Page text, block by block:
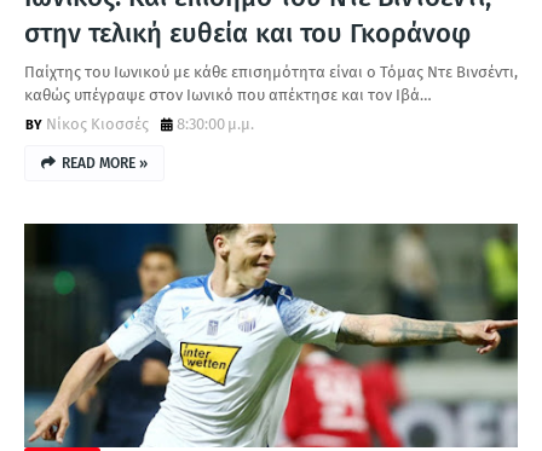
στην τελική ευθεία και του Γκοράνοφ
Παίχτης του Ιωνικού με κάθε επισημότητα είναι ο Τόμας Ντε Βινσέντι,
καθώς υπέγραψε στον Ιωνικό που απέκτησε και τον Ιβά…
Νίκος Κιοσσές
8:30:00 μ.μ.
READ MORE »